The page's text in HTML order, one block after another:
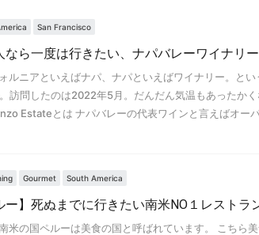
San Francisco
なら一度は行きたい、ナパバレーワイナリ
ルニアといえばナパ、ナパといえばワイナリー。と
訪問したのは2022年5月。だんだん気温もあったか
Estateとは ナパバレーの代表ワインと言えばオー
Gourmet South America
ー】死ぬまでに行きたい南米NO１レストラ
米の国ペルーは美食の国と呼ばれています。 こちら